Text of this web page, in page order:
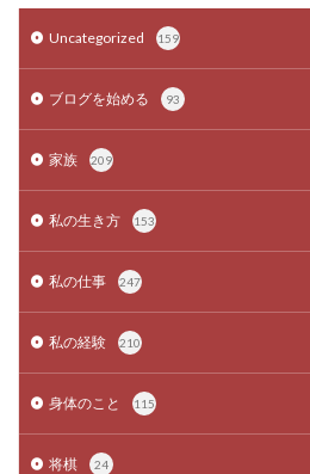
Uncategorized 159
ブログを始める 93
家族 209
私の生き方 153
私の仕事 247
私の経験 210
身体のこと 115
将棋 24